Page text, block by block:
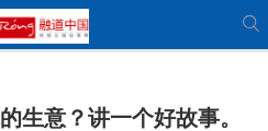
信心) 得到了令人惊叹的第一个客户
生意？讲一个好故事。